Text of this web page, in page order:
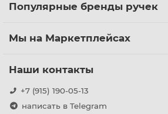
Популярные бренды ручек
Мы на Маркетплейсах
Наши контакты
+7 (915) 190-05-13
написать в Telegram